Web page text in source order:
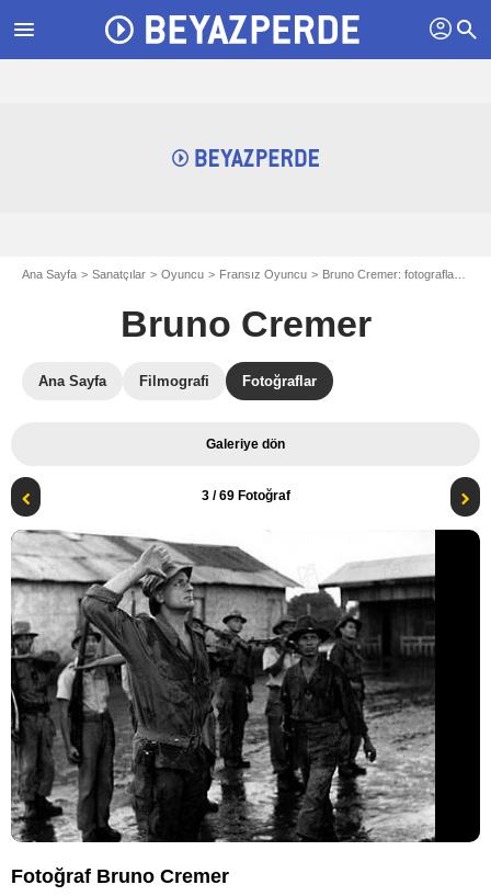
menu profil search
Ana Sayfa Sanatçılar Oyuncu Fransız Oyuncu Bruno Cremer: fotograflar
Bruno Cremer
Ana Sayfa Filmografi Fotoğraflar
Galeriye dön
3/ 69 Fotoğraf
Fotoğraf Bruno Cremer